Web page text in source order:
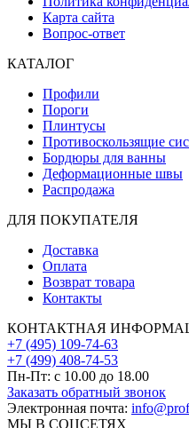
Карта сайта
Вопрос-ответ
КАТАЛОГ
Профили
Пороги
Плинтусы
Противоскользящие
Бордюры для ванны
Деформационные швы
Распродажа
ДЛЯ ПОКУПАТЕЛЯ
Доставка
Оплата
Возврат товара
Контакты
КОНТАКТНАЯ
+7 (495) 109-74-63
+7 (499) 408-74-53
Пн-Пт: с 10.00 до 18.00
Заказать обратный звонок
Электронная почта:
МЫ В СОЦСЕТЯХ